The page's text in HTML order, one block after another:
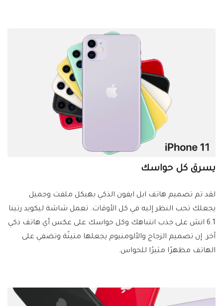
يسرق كل حواسك
لقد تم تصميم هاتف ابل ايفون الذكي بهيكل ملفت وجميل
يجعلك تحب النظر إليه في كل الأوقات. تعمل شاشة ليكويد رتينا
6.1 انش على جذب انتباهك وكل حواسك على عكس أي هاتف ذكي
آخر. إن تصميم الزجاج والألومنيوم يجعلها متينًة وتضفي على
الهاتف مظهرًا مثيرًا للحواس.